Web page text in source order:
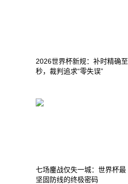
2026世界杯新规：补时精确至
秒，裁判追求“零失误”
七场鏖战仅失一城：世界杯最
坚固防线的终极密码